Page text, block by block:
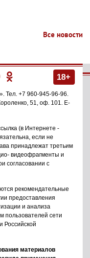
Все новости
18+
. Тел. +7 960-945-96-96
51, оф. 101
. E-
(в Интернете -
если не
принадлежат третьим
видеофрагменты и
согласовании с
рекомендательные
предоставления
и анализа
пользователей сети
Российской
материалов